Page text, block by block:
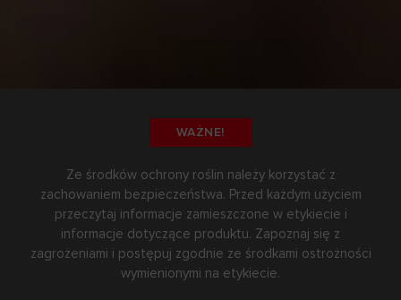
WAŻNE!
Ze środków ochrony roślin należy korzystać z
zachowaniem bezpieczeństwa. Przed każdym użyciem
przeczytaj informacje zamieszczone w etykiecie i
informacje dotyczące produktu. Zapoznaj się z
zagrożeniami i postępuj zgodnie ze środkami ostrożności
wymienionymi na etykiecie.